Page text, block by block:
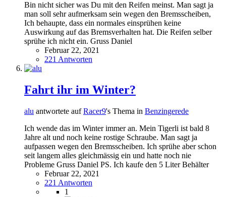
Bin nicht sicher was Du mit den Reifen meinst. Man sagt ja
man soll sehr aufmerksam sein wegen den Bremsscheiben,
Ich behaupte, dass ein normales einsprühen keine
Auswirkung auf das Bremsverhalten hat. Die Reifen selber
sprühe ich nicht ein. Gruss Daniel
Februar 22, 2021
221 Antworten
Fahrt ihr im Winter?
alu antwortete aufRacer9's Thema in Benzingerede
Ich wende das im Winter immer an. Mein Tigerli ist bald 8
Jahre alt und noch keine rostige Schraube. Man sagt ja
aufpassen wegen den Bremsscheiben. Ich sprühe aber schon
seit langem alles gleichmässig ein und hatte noch nie
Probleme Gruss Daniel PS. Ich kaufe den 5 Liter Behälter
Februar 22, 2021
221 Antworten
1